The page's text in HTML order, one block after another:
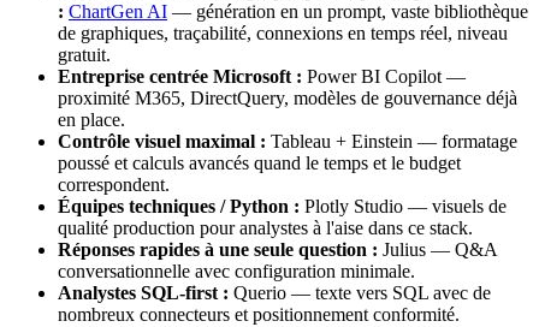
: ChartGen AI — génération en un prompt, vaste bibliothèque
de graphiques, traçabilité, connexions en temps réel, niveau
gratuit.
Entreprise centrée Microsoft : Power BI Copilot —
proximité M365, DirectQuery, modèles de gouvernance déjà
en place.
Contrôle visuel maximal : Tableau + Einstein — formatage
poussé et calculs avancés quand le temps et le budget
correspondent.
Équipes techniques / Python : Plotly Studio — visuels de
qualité production pour analystes à l'aise dans ce stack.
Réponses rapides à une seule question : Julius — Q&A
conversationnelle avec configuration minimale.
Analystes SQL-first : Querio — texte vers SQL avec de
nombreux connecteurs et positionnement conformité.